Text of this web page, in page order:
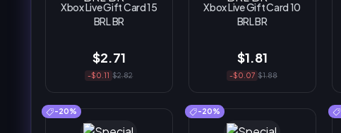
Xbox Live Gift Card 15
BRL BR
$2.71
-$0.11 $2.82
Xbox Live Gift Card 10
BRL BR
$1.81
-$0.07 $1.88
-20% -20%